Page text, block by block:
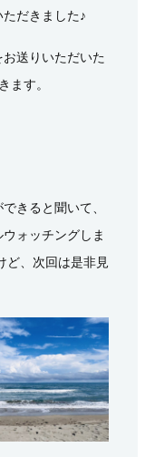
だきました♪
送りいただいた
ます。
きると聞いて、
ォッチングしま
ど、次回は是非見